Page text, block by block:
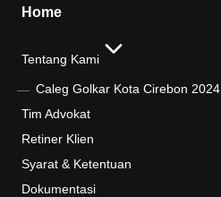
Home
Tentang Kami
Caleg Golkar Kota Cirebon 2024
Tim Advokat
Retiner Klien
Syarat & Ketentuan
Dokumentasi